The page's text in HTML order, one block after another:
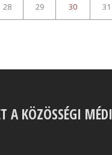
28 29 30
31
A KÖZÖSSÉGI